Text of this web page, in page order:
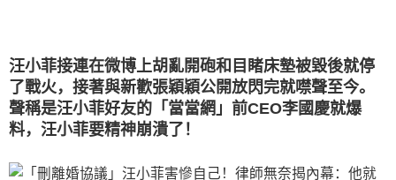
汪小菲接連在微博上胡亂開砲和目睹床墊被毀後就停
了戰火，接著與新歡張穎穎公開放閃完就噤聲至今。
聲稱是汪小菲好友的「當當網」前CEO李國慶就爆
料，汪小菲要精神崩潰了！